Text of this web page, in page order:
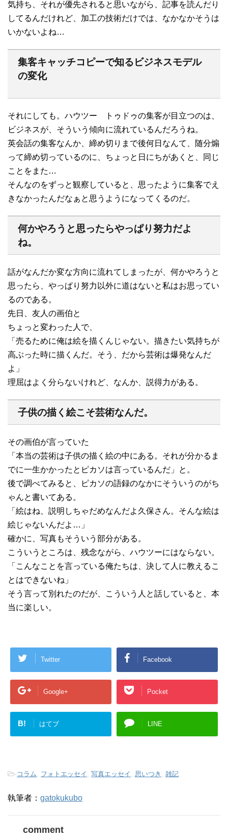
気持ち、それが優先されると思いながら、記事を読んだり
してるんだけれど、加工の技術だけでは、なかなかそうは
いかないよね…
集客キャッチコピーで知るビジネスモデル
の変化
それにしても。ハウツー トゥドゥの集客が目立つのは、
ビジネスが、そういう傾向に流れているんだろうね。
英会話の集客なんか、締め切りまで後何日なんて、随分煽
って締め切っているのに、ちょっと日にちがあくと、同じ
ことをまた…
そんなのをずっと観察していると、思ったように集客でえ
きなかったんだなぁと思うようになってくるのだ。
何かやろうと思ったらやっぱり努力だよ
ね。
話がなんだか変な方向に流れてしまったが、何かやろうと
思ったら、やっぱり努力以外に道はないと私はお思ってい
るのである。
先日、友人の画伯と
ちょっと変わった人で、
「売るために俺は絵を描くんじゃない。描きたい気持ちが
高ぶった時に描くんだ。そう、だから芸術は爆発なんだ
よ」
理屈はよく分らないけれど、なんか、説得力がある。
子供の描く絵こそ芸術なんだ。
その画伯が言っていた
「本当の芸術は子供の描く絵の中にある。それが分かるま
でに一生かかったとピカソは言っているんだ」と。
後で調べてみると、ピカソの語録のなかにそういうのがち
ゃんと書いてある。
「絵はね、説明しちゃだめなんだよ久保さん。そんな絵は
絵じゃないんだよ…」
確かに、写真もそういう部分がある。
こういうところは、残念ながら、ハウツーにはならない。
「こんなことを言っている俺たちは、決して人に教えるこ
とはできないね」
そう言って別れたのだが、こういう人と話していると、本
当に楽しい。
Twitter Facebook
Google+ Pocket
B! はてブ LINE
-コラム フォトエッセイ 写真エッセイ 思いつき 雑記
執筆者： gatokukubo
comment